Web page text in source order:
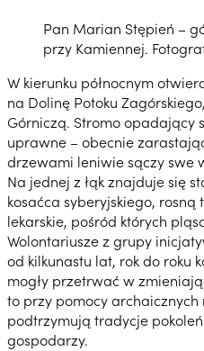
Pan Marian Stępień –
przy Kamiennej.
W kierunku północnym
na Dolinę Potoku
Górniczą. Stromo opadający
uprawne – obecnie
drzewami leniwie sączy swe
Na jednej z łąk znajduje się
kosaćca syberyjskiego,
lekarskie, pośród których
Wolontariusze z grupy
od kilkunastu lat, rok do roku
mogły przetrwać w
to przy pomocy archaicznych
podtrzymują tradycje
gospodarzy.